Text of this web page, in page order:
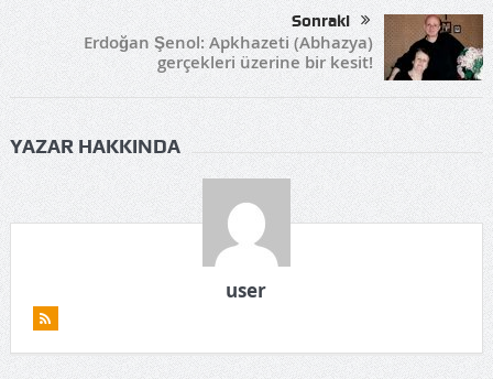
Sonraki
Erdoğan Şenol: Apkhazeti (Abhazya)
gerçekleri üzerine bir kesit!
YAZAR HAKKINDA
user